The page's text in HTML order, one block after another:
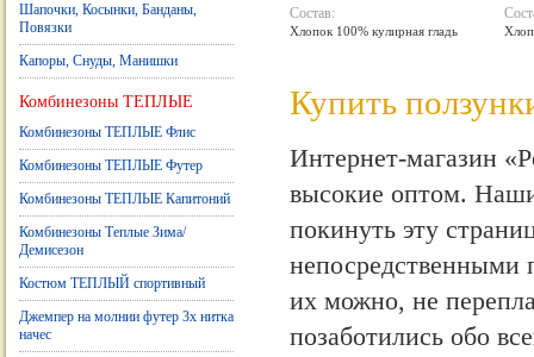
Шапочки, Косынки, Банданы,
Повязки
Капоры, Снуды, Манишки
Комбинезоны ТЕПЛЫЕ
Комбинезоны ТЕПЛЫЕ Флис
Комбинезоны ТЕПЛЫЕ Футер
Комбинезоны ТЕПЛЫЕ Капитоний
Комбинезоны Теплые Зима/
Демисезон
Костюм ТЕПЛЫЙ спортивный
Джемпер на молнии футер 3х нитка
начес
Состав:
Хлопок 100% кулирная гладь
Купить
Интернет-магазин
высокие оптом.
покинуть эту
непосредственными
их можно, не
позаботились обо